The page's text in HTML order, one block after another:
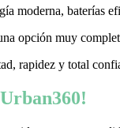
baterías
muy
rapidez y total